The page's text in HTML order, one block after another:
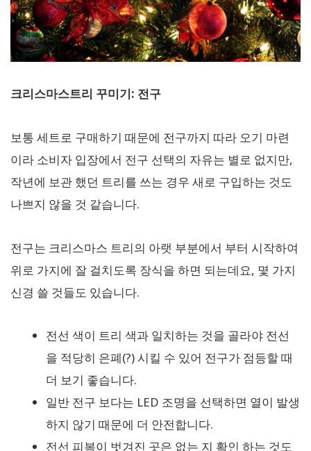
크리스마스트리 꾸미기: 전구
보통 세트로 구매하기 때문에 전구까지 따라 오기 마련
이라 소비자 입장에서 전구 선택의 자유는 별로 없지만,
작년에 보관 했던 트리를 쓰는 경우 새로 구입하는 것도
나쁘지 않을 것 같습니다.
전구는 크리스마스 트리의 아랫 부분에서 부터 시작하여
위로 가지에 잘 걸치도록 장식을 하면 되는데요, 몇 가지
신경 쓸 것들도 있습니다.
전선 색이 트리 색과 일치하는 것을 골라야 전선
을 적당히 은폐(?) 시킬 수 있어 전구가 점등할 때
더 보기 좋습니다.
일반 전구 보다는 LED 조명을 선택하면 열이 발생
하지 않기 때문에 더 안전합니다.
전선 피복이 벗겨진 곳은 없는 지 확인 하는 것도